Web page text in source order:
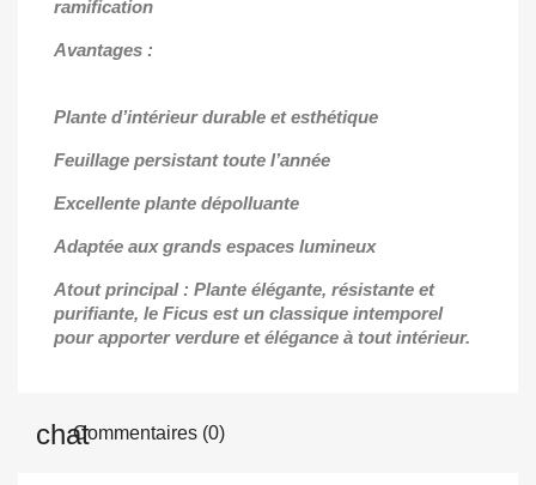
ramification
Avantages :
Plante d’intérieur durable et esthétique
Feuillage persistant toute l’année
Excellente plante dépolluante
Adaptée aux grands espaces lumineux
Atout principal : Plante élégante, résistante et
purifiante, le Ficus est un classique intemporel
pour apporter verdure et élégance à tout intérieur.
Commentaires (0)